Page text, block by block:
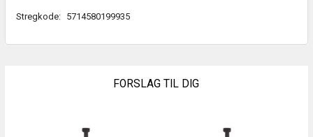
Stregkode: 5714580199935
FORSLAG TIL DIG